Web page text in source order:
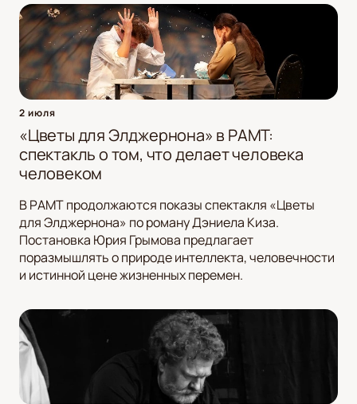
2 июля
«Цветы для Элджернона» в РАМТ:
спектакль о том, что делает человека
человеком
В РАМТ продолжаются показы спектакля «Цветы
для Элджернона» по роману Дэниела Киза.
Постановка Юрия Грымова предлагает
поразмышлять о природе интеллекта, человечности
и истинной цене жизненных перемен.